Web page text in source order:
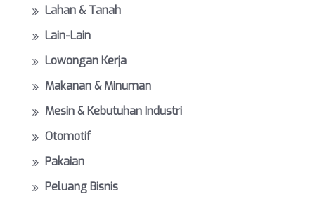
Lahan & Tanah
Lain-Lain
Lowongan Kerja
Makanan & Minuman
Mesin & Kebutuhan Industri
Otomotif
Pakaian
Peluang Bisnis